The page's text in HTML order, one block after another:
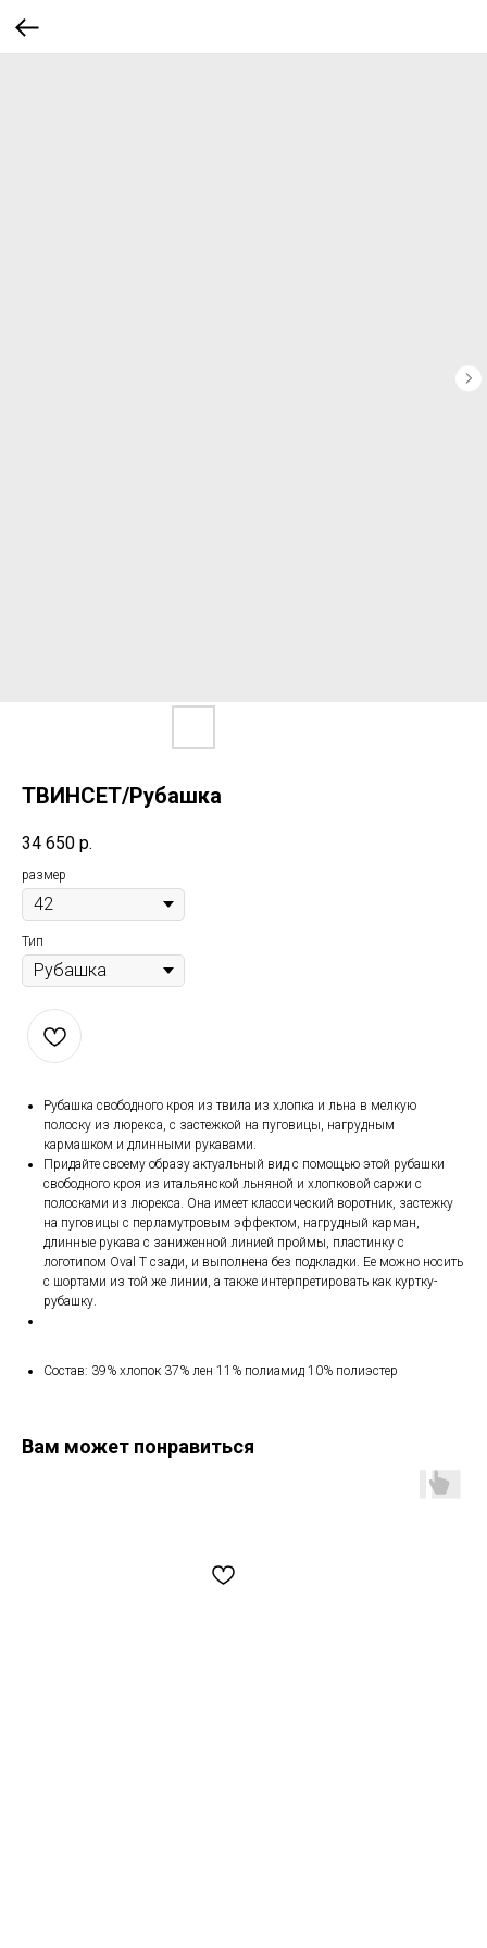
ТВИНСЕТ/Рубашка
34 650 р.
размер
Тип
Рубашка свободного кроя из твила из хлопка и льна в мелкую
полоску из люрекса, с застежкой на пуговицы, нагрудным
кармашком и длинными рукавами.
Придайте своему образу актуальный вид с помощью этой рубашки
свободного кроя из итальянской льняной и хлопковой саржи с
полосками из люрекса. Она имеет классический воротник, застежку
на пуговицы с перламутровым эффектом, нагрудный карман,
длинные рукава с заниженной линией проймы, пластинку с
логотипом Oval T сзади, и выполнена без подкладки. Ее можно носить
с шортами из той же линии, а также интерпретировать как куртку-
рубашку.
Состав: 39% хлопок 37% лен 11% полиамид 10% полиэстер
Вам может понравиться